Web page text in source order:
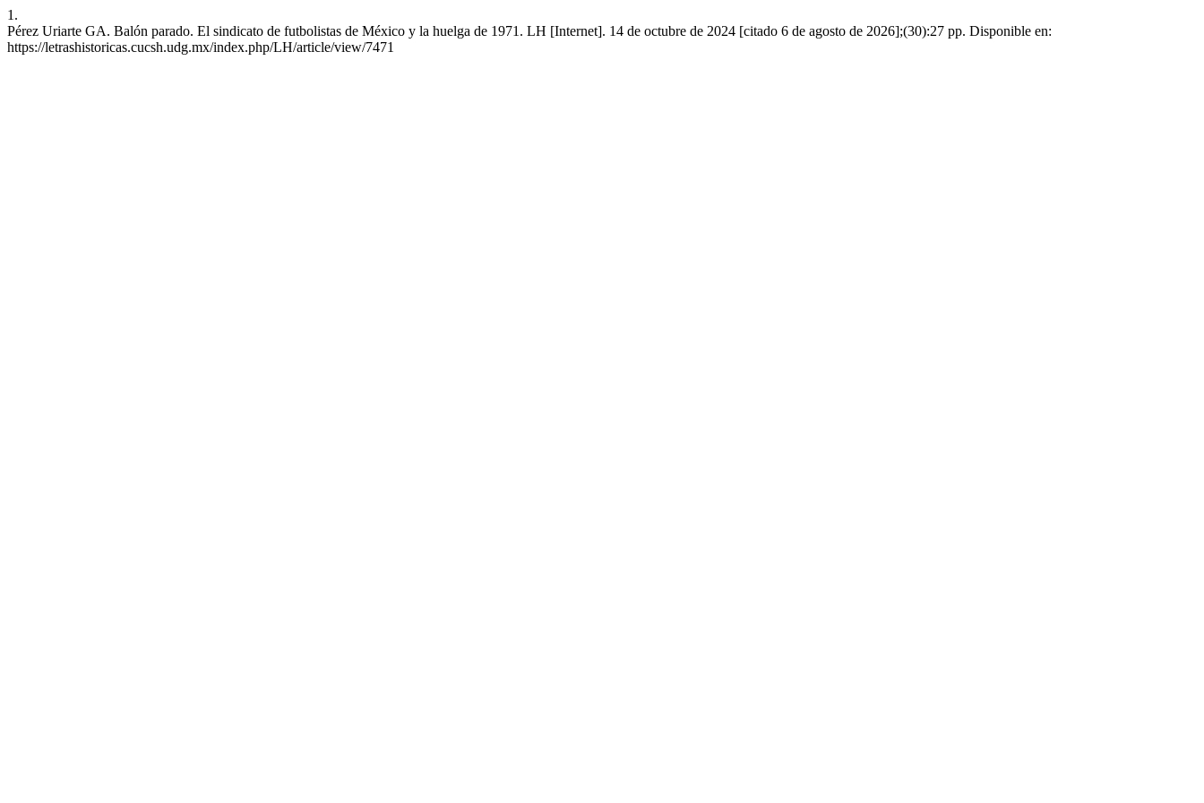
1.
Pérez Uriarte GA. Balón parado. El sindicato de futbolistas de México y la huelga de 1971. LH [Internet]. 14 de octubre de 2024 [citado 6 de agosto de 2026];(30):27 pp. Disponible en:
https://letrashistoricas.cucsh.udg.mx/index.php/LH/article/view/7471